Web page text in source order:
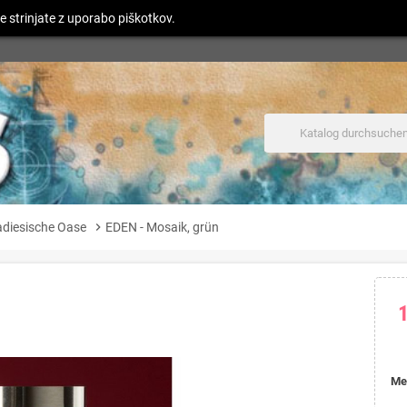
Oase chevron_right EDEN - Mosaik, grün
strinjate z uporabo piškotkov.